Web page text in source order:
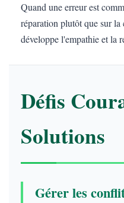
Quand une erreur est
réparation plutôt que sur
développe l'empathie et la
Défis
Solutions
Gérer les